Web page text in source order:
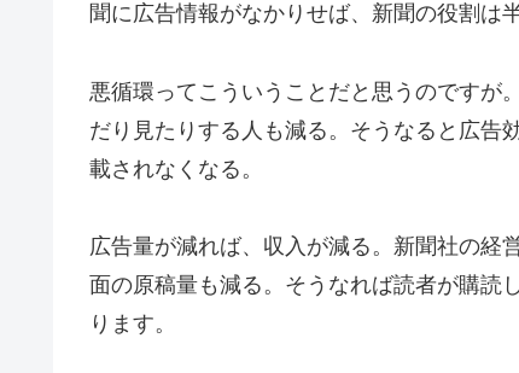
聞に広告情報がなかりせば、新聞の役割は
悪循環ってこういうことだと思うのですが
だり見たりする人も減る。そうなると広告
載されなくなる。
広告量が減れば、収入が減る。新聞社の経
面の原稿量も減る。そうなれば読者が購読
ります。